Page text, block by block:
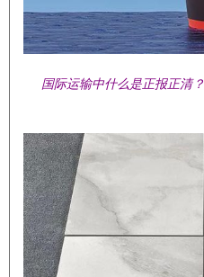
国际运输中什么是正报正清？